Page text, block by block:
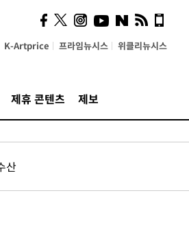
K-Artprice 프라임뉴시스 위클리뉴시스
제휴 콘텐츠 제보
산
의견, 국토부·LH에 충실히
전달할 것"